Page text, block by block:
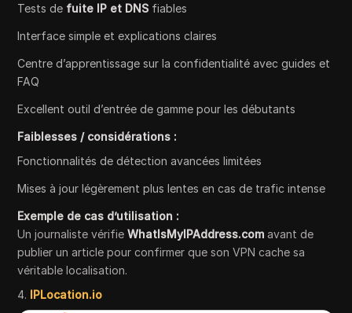
Tests de fuite IP et DNS fiables
Interface simple et explications claires
Centre d’apprentissage sur la confidentialité avec guides et
FAQ
Excellent outil d’entrée de gamme pour les débutants
Faiblesses / considérations :
Fonctionnalités de détection avancées limitées
Mises à jour légèrement plus lentes en cas de trafic intense
Exemple de cas d’utilisation :
Un journaliste vérifieWhatIsMyIPAddress.com avant de
publier un article pour confirmer que son VPN cache sa
véritable localisation.
4. IPLocation.io